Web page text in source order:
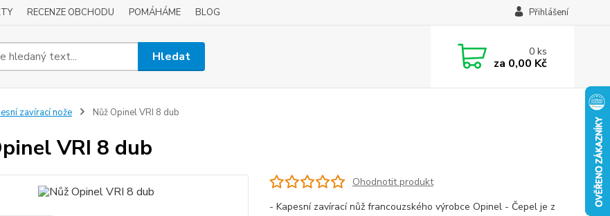
RECENZE OBCHODU POMÁHÁME BLOG Přihlášení
Hledat 0ks
za 0,00 Kč
zavírací nože Nůž Opinel VRI 8 dub
VRI 8 dub
Ohodnotit produkt
- Kapesní zavírací nůž francouzského výrobce Opinel - Čepel je z